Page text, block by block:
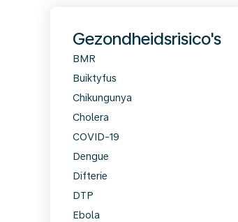
Gezondheidsrisico's
BMR
Buiktyfus
Chikungunya
Cholera
COVID-19
Dengue
Difterie
DTP
Ebola